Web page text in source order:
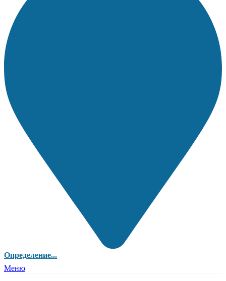
Определение...
Меню